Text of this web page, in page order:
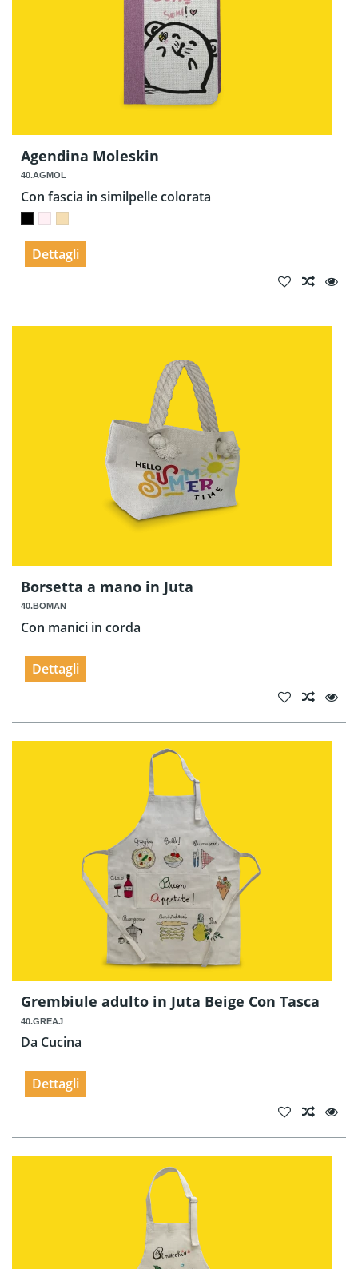
Agendina Moleskin
40.AGMOL
Con fascia in similpelle colorata
Dettagli
Borsetta a mano in Juta
40.BOMAN
Con manici in corda
Dettagli
Grembiule adulto in Juta Beige Con Tasca
40.GREAJ
Da Cucina
Dettagli